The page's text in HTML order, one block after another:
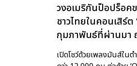
วงอเมริกันป็อปร็อค
ชาวไทยในคอนเสิร์
กุมภาพันธ์ที่ผ่านมา
เปิดโชว์ด้วยเพลงมันส์ในต